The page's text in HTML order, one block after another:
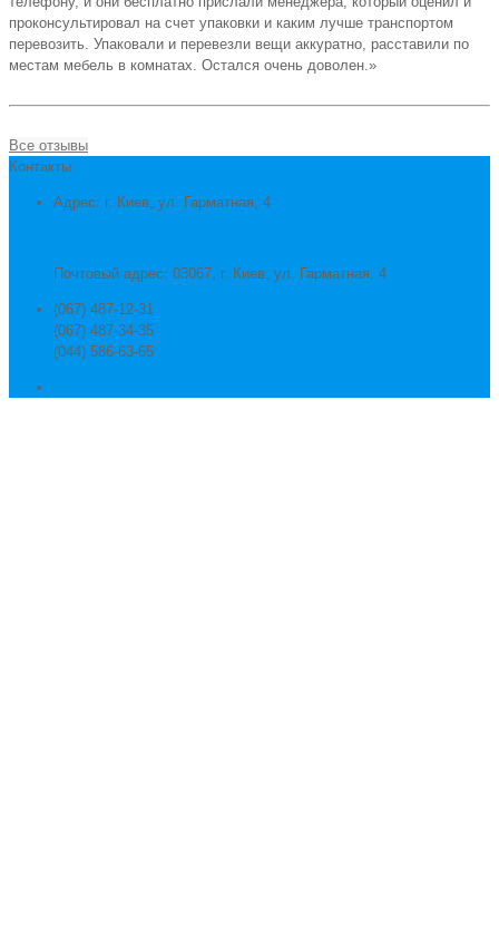
проконсультировал на счет упаковки и каким лучше транспортом
перевозить. Упаковали и перевезли вещи аккуратно, расставили по
местам мебель в комнатах. Остался очень доволен.»
Все отзывы
Контакты
Адрес: г. Киев, ул. Гарматная, 4
Почтовый адрес: 03067, г. Киев, ул. Гарматная, 4
(067) 487-12-31
(067) 487-34-35
(044) 586-63-65